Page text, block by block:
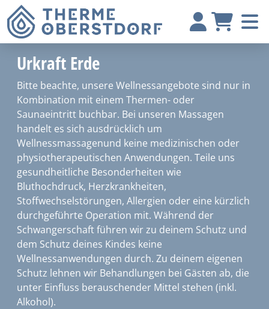
Urkraft Erde
Bitte beachte, unsere Wellnessangebote sind nur in
Kombination mit einem Thermen- oder
Saunaeintritt buchbar. Bei unseren Massagen
handelt es sich ausdrücklich um
Wellnessmassagenund keine medizinischen oder
physiotherapeutischen Anwendungen. Teile uns
gesundheitliche Besonderheiten wie
Bluthochdruck, Herzkrankheiten,
Stoffwechselstörungen, Allergien oder eine kürzlich
durchgeführte Operation mit. Während der
Schwangerschaft führen wir zu deinem Schutz und
dem Schutz deines Kindes keine
Wellnessanwendungen durch. Zu deinem eigenen
Schutz lehnen wir Behandlungen bei Gästen ab, die
unter Einfluss berauschender Mittel stehen (inkl.
Alkohol).